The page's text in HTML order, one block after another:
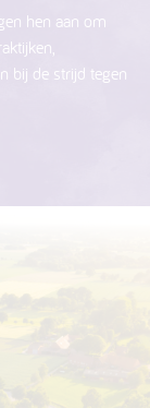
hen aan om
bij de strijd tegen